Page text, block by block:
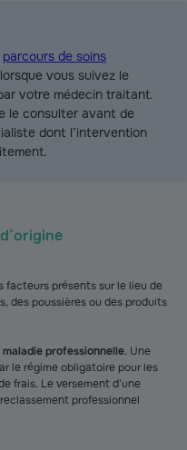
parcours de soins
vous suivez le
votre médecin traitant.
le consulter avant de
dont l’intervention
facteurs présents sur le lieu de
des poussières ou des produits
maladie professionnelle. Une
le régime obligatoire pour les
frais. Le versement d’une
professionnel